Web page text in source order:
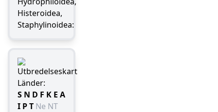
Histeroidea,
Staphylinoidea:
Länder:
S N D F K E A
I PT Ne NT